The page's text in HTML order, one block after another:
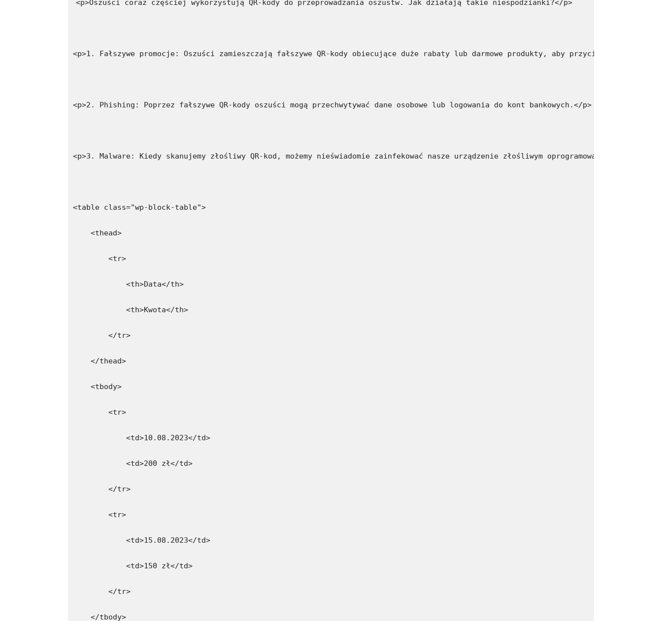
<p>Oszuści coraz częściej wykorzystują QR-kody do przeprowadzania oszustw. Jak działają takie niespodzianki?</p>
<p>1. Fałszywe promocje: Oszuści zamieszczają fałszywe QR-kody obiecujące duże rabaty lub darmowe produkty, aby przyciągnąć
<p>2. Phishing: Poprzez fałszywe QR-kody oszuści mogą przechwytywać dane osobowe lub logowania do kont bankowych.</p>
<p>3. Malware: Kiedy skanujemy złośliwy QR-kod, możemy nieświadomie zainfekować nasze urządzenie złośliwym oprogramowaniem.</p>
<table class="wp-block-table">
    <thead>
        <tr>
            <th>Data</th>
            <th>Kwota</th>
        </tr>
    </thead>
    <tbody>
        <tr>
            <td>10.08.2023</td>
            <td>200 zł</td>
        </tr>
        <tr>
            <td>15.08.2023</td>
            <td>150 zł</td>
        </tr>
    </tbody>